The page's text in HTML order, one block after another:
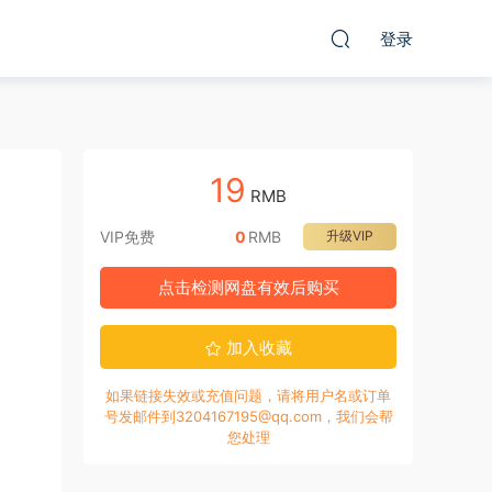
登录
19 RMB
VIP免费 升级VIP
0 RMB
点击检测网盘有效后购买
加入收藏
如果链接失效或充值问题，请将用户名或订单
号发邮件到3204167195@qq.com，我们会帮
您处理